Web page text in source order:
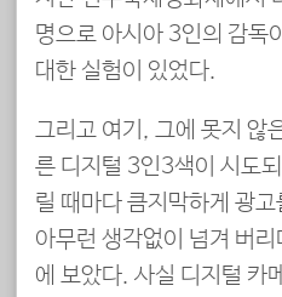
명으로 아시아 3인의 감독
대한 실험이 있었다.
그리고 여기, 그에 못지 않
른 디지털 3인3색이 시도
릴 때마다 큼지막하게 광
아무런 생각없이 넘겨 버
에 보았다. 사실 디지털 카